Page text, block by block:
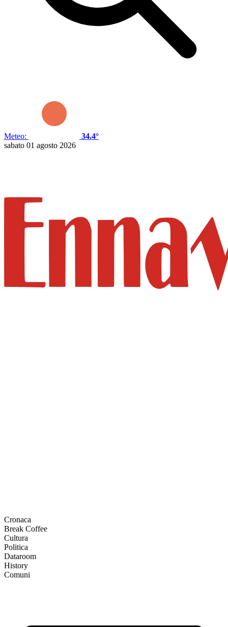
Meteo:
34.4°
sabato 01 agosto 2026
Cronaca
Break Coffee
Cultura
Politica
Dataroom
History
Comuni